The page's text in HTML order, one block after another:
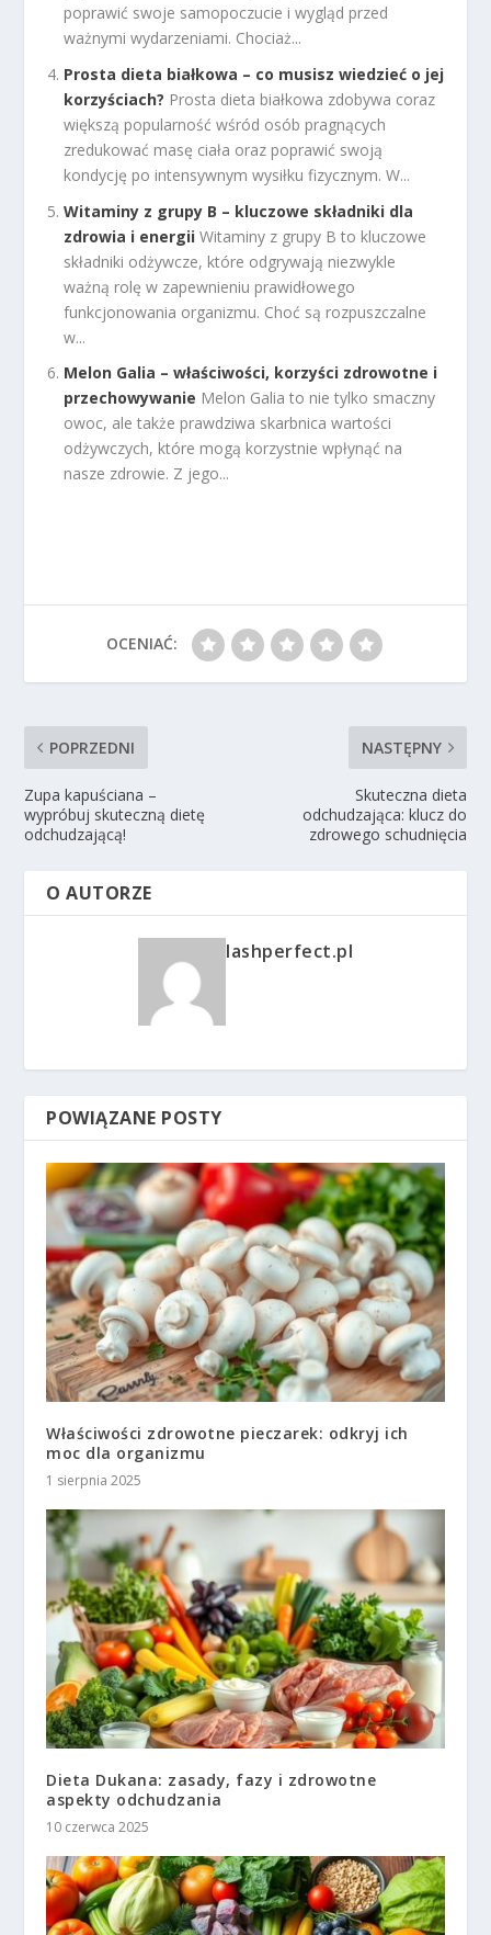
poprawić swoje samopoczucie i wygląd przed
ważnymi wydarzeniami. Chociaż...
Prosta dieta białkowa – co musisz wiedzieć o jej
korzyściach? Prosta dieta białkowa zdobywa coraz
większą popularność wśród osób pragnących
zredukować masę ciała oraz poprawić swoją
kondycję po intensywnym wysiłku fizycznym. W...
Witaminy z grupy B – kluczowe składniki dla
zdrowia i energii Witaminy z grupy B to kluczowe
składniki odżywcze, które odgrywają niezwykle
ważną rolę w zapewnieniu prawidłowego
funkcjonowania organizmu. Choć są rozpuszczalne
w...
Melon Galia – właściwości, korzyści zdrowotne i
przechowywanie Melon Galia to nie tylko smaczny
owoc, ale także prawdziwa skarbnica wartości
odżywczych, które mogą korzystnie wpłynąć na
nasze zdrowie. Z jego...
OCENIAĆ:
POPRZEDNI
Zupa kapuściana –
wypróbuj skuteczną dietę
odchudzającą!
NASTĘPNY
Skuteczna dieta
odchudzająca: klucz do
zdrowego schudnięcia
O AUTORZE
lashperfect.pl
POWIĄZANE POSTY
Właściwości zdrowotne pieczarek: odkryj ich
moc dla organizmu
1 sierpnia 2025
Dieta Dukana: zasady, fazy i zdrowotne
aspekty odchudzania
10 czerwca 2025